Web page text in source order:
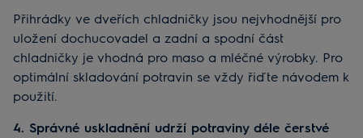
Přihrádky ve dveřích chladničky jsou nejvhodnější pro
uložení dochucovadel a zadní a spodní část
chladničky je vhodná pro maso a mléčné výrobky. Pro
optimální skladování potravin se vždy řiďte návodem k
použití.
4. Správné uskladnění udrží potraviny déle čerstvé